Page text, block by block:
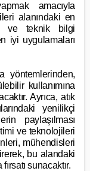
amacıyla
alanındaki en
ve teknik bilgi
iyi uygulamaları
yöntemlerinden,
kullanımına
Ayrıca, atık
yenilikçi
paylaşılması
ve teknolojileri
mühendisleri
bu alandaki
sunacaktır.